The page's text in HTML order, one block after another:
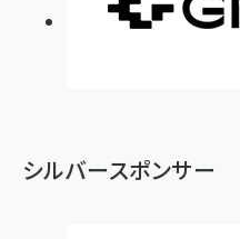
シルバースポンサー